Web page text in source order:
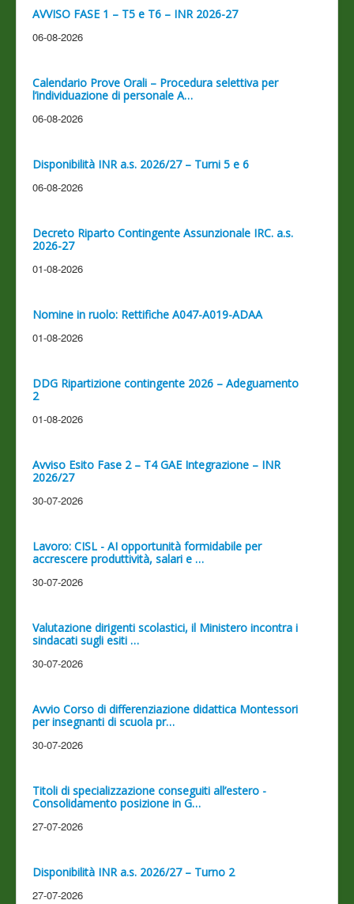
AVVISO FASE 1 – T5 e T6 – INR 2026-27
06-08-2026
Calendario Prove Orali – Procedura selettiva per
l’individuazione di personale A…
06-08-2026
Disponibilità INR a.s. 2026/27 – Turni 5 e 6
06-08-2026
Decreto Riparto Contingente Assunzionale IRC. a.s.
2026-27
01-08-2026
Nomine in ruolo: Rettifiche A047-A019-ADAA
01-08-2026
DDG Ripartizione contingente 2026 – Adeguamento
2
01-08-2026
Avviso Esito Fase 2 – T4 GAE Integrazione – INR
2026/27
30-07-2026
Lavoro: CISL - AI opportunità formidabile per
accrescere produttività, salari e …
30-07-2026
Valutazione dirigenti scolastici, il Ministero incontra i
sindacati sugli esiti …
30-07-2026
Avvio Corso di differenziazione didattica Montessori
per insegnanti di scuola pr…
30-07-2026
Titoli di specializzazione conseguiti all’estero -
Consolidamento posizione in G…
27-07-2026
Disponibilità INR a.s. 2026/27 – Turno 2
27-07-2026